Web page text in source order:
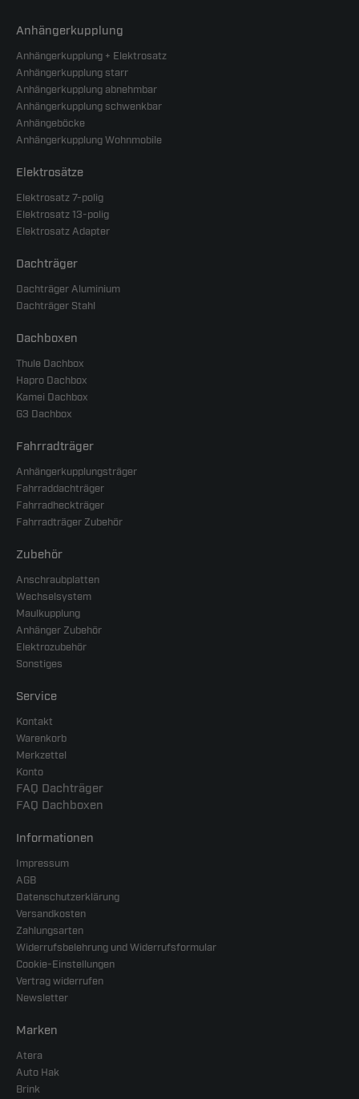
Anhängerkupplung
Anhängerkupplung + Elektrosatz
Anhängerkupplung starr
Anhängerkupplung abnehmbar
Anhängerkupplung schwenkbar
Anhängeböcke
Anhängerkupplung Wohnmobile
Elektrosätze
Elektrosatz 7-polig
Elektrosatz 13-polig
Elektrosatz Adapter
Dachträger
Dachträger Aluminium
Dachträger Stahl
Dachboxen
Thule Dachbox
Hapro Dachbox
Kamei Dachbox
G3 Dachbox
Fahrradträger
Anhängerkupplungsträger
Fahrraddachträger
Fahrradheckträger
Fahrradträger Zubehör
Zubehör
Anschraubplatten
Wechselsystem
Maulkupplung
Anhänger Zubehör
Elektrozubehör
Sonstiges
Service
Kontakt
Warenkorb
Merkzettel
Konto
FAQ Dachträger
FAQ Dachboxen
Informationen
Impressum
AGB
Datenschutzerklärung
Versandkosten
Zahlungsarten
Widerrufsbelehrung und Widerrufsformular
Cookie-Einstellungen
Vertrag widerrufen
Newsletter
Marken
Atera
Auto Hak
Brink